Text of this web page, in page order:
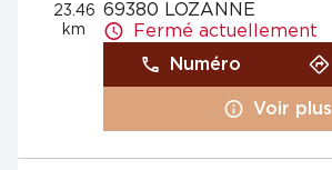
23.46
km
69380 LOZANNE
Fermé actuellement
Numéro
Voir plus